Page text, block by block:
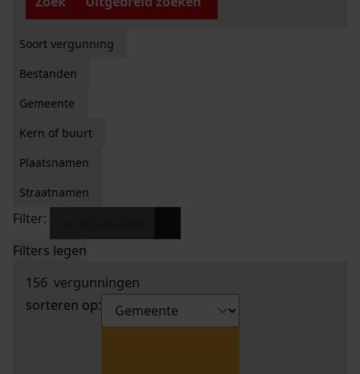
Soort vergunning
Bestanden
Gemeente
Kern of buurt
Plaatsnamen
Straatnamen
Filter:
Filters legen
156 vergunningen
sorteren op: